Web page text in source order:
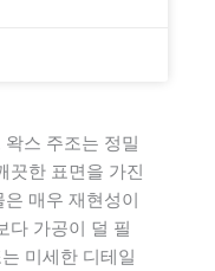
스 주조는 정밀
끗한 표면을 가진
매우 재현성이
다 가공이 덜 필
미세한 디테일